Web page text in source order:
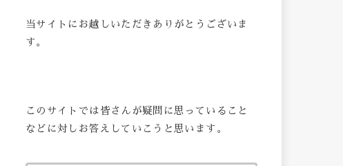
当サイトにお越しいただきありがとうございま
す。
このサイトでは皆さんが疑問に思っていること
などに対しお答えしていこうと思います。